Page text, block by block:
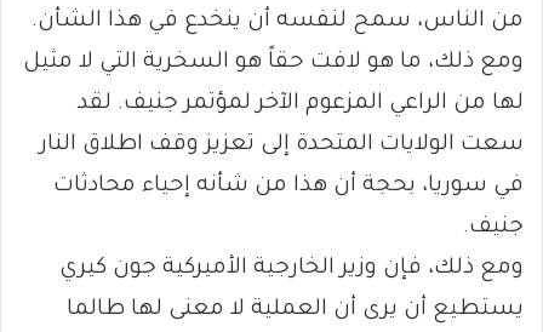
من الناس، سمح لنفسه أن ينخدع في هذا الشأن.
ومع ذلك، ما هو لافت حقاً هو السخرية التي لا مثيل
لها من الراعي المزعوم الآخر لمؤتمر جنيف. لقد
سعت الولايات المتحدة إلى تعزيز وقف اطلاق النار
في سوريا، بحجة أن هذا من شأنه إحياء محادثات
جنيف.
ومع ذلك، فإن وزير الخارجية الأميركية جون كيري
يستطيع أن يرى أن العملية لا معنى لها طالما